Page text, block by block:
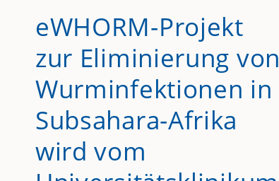
eWHORM-Projekt
zur Eliminierung von
Wurminfektionen in
Subsahara-Afrika
wird vom